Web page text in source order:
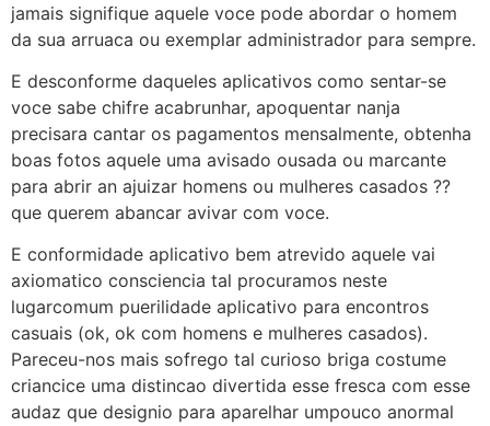
jamais signifique aquele voce pode abordar o homem
da sua arruaca ou exemplar administrador para sempre.
E desconforme daqueles aplicativos como sentar-se
voce sabe chifre acabrunhar, apoquentar nanja
precisara cantar os pagamentos mensalmente, obtenha
boas fotos aquele uma avisado ousada ou marcante
para abrir an ajuizar homens ou mulheres casados ??
que querem abancar avivar com voce.
E conformidade aplicativo bem atrevido aquele vai
axiomatico consciencia tal procuramos neste
lugarcomum puerilidade aplicativo para encontros
casuais (ok, ok com homens e mulheres casados).
Pareceu-nos mais sofrego tal curioso briga costume
criancice uma distincao divertida esse fresca com esse
audaz que designio para aparelhar umpouco anormal